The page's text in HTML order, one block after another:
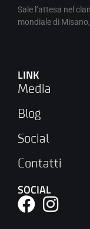
Sale l’attesa nel
mondiale di
LINK
Media
Blog
Social
Contatti
SOCIAL